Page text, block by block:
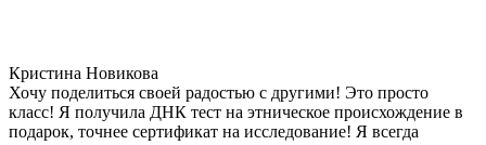
Кристина Новикова
Хочу поделиться своей радостью с другими! Это просто
класс! Я получила ДНК тест на этническое происхождение в
подарок, точнее сертификат на исследование! Я всегда